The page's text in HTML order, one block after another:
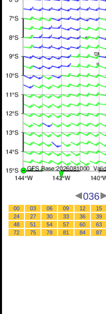
036
00 03 06 09 12 15
24
27 30 33 36 39
48
51 54 57 60 63
72
75 78 81 84 87